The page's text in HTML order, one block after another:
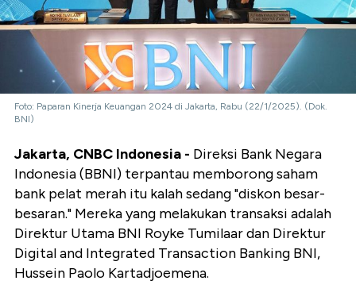
Foto: Paparan Kinerja Keuangan 2024 di Jakarta, Rabu (22/1/2025). (Dok.
BNI)
Jakarta, CNBC Indonesia - Direksi Bank Negara
Indonesia (BBNI) terpantau memborong saham
bank pelat merah itu kalah sedang "diskon besar-
besaran." Mereka yang melakukan transaksi adalah
Direktur Utama BNI Royke Tumilaar dan Direktur
Digital and Integrated Transaction Banking BNI,
Hussein Paolo Kartadjoemena.